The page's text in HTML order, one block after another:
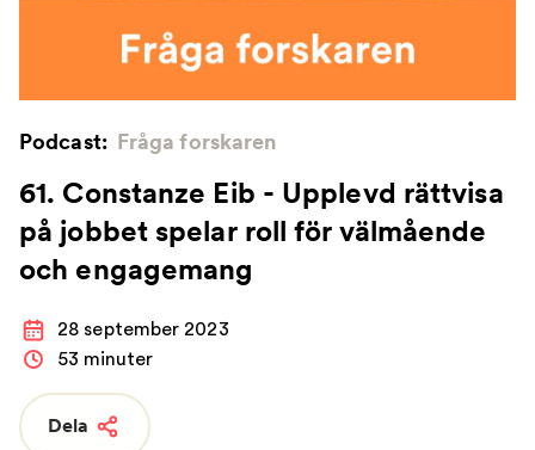
Podcast: Fråga forskaren
61. Constanze Eib - Upplevd rättvisa
på jobbet spelar roll för välmående
och engagemang
28 september 2023
53 minuter
Dela